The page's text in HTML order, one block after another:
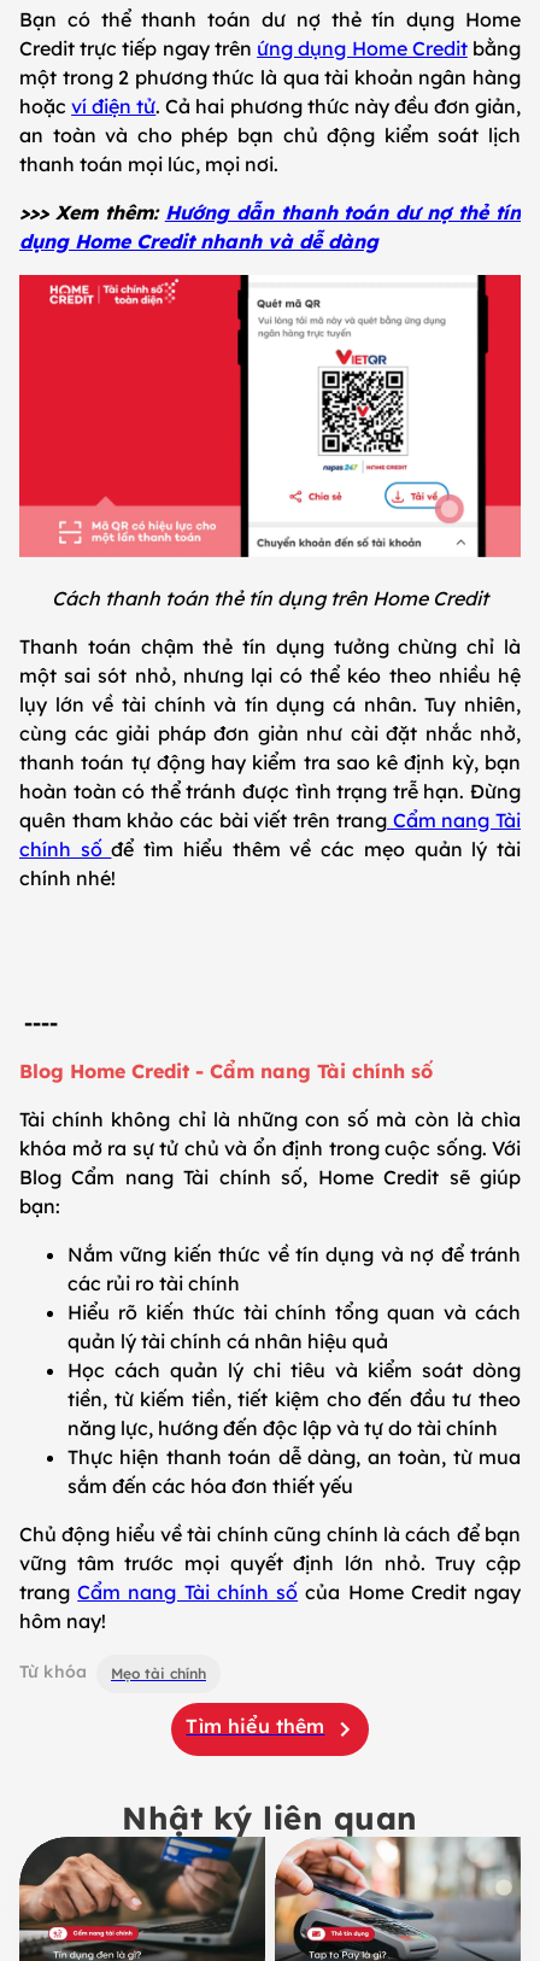
Bạn có thể thanh toán dư nợ thẻ tín dụng Home
Credit trực tiếp ngay trên ứng dụng Home Creditbằng
một trong 2 phương thức là qua tài khoản ngân hàng
hoặcví điện tử. Cả hai phương thức này đều đơn giản,
an toàn và cho phép bạn chủ động kiểm soát lịch
thanh toán mọi lúc, mọi nơi.
>>> Xem thêm: Hướng dẫn thanh toán dư nợ thẻ tín
dụng Home Credit nhanh và dễ dàng
Cách thanh toán thẻ tín dụng trên Home Credit
Thanh toán chậm thẻ tín dụng tưởng chừng chỉ là
một sai sót nhỏ, nhưng lại có thể kéo theo nhiều hệ
lụy lớn về tài chính và tín dụng cá nhân. Tuy nhiên,
cùng các giải pháp đơn giản như cài đặt nhắc nhở,
thanh toán tự động hay kiểm tra sao kê định kỳ, bạn
hoàn toàn có thể tránh được tình trạng trễ hạn. Đừng
quên tham khảo các bài viết trên trangCẩm nang Tài
chính sốđể tìm hiểu thêm về các mẹo quản lý tài
chính nhé!
----
Blog Home Credit - Cẩm nang Tài chính số
Tài chính không chỉ là những con số mà còn là chìa
khóa mở ra sự tử chủ và ổn định trong cuộc sống. Với
Blog Cẩm nang Tài chính số, Home Credit sẽ giúp
bạn:
Nắm vững kiến thức về tín dụng và nợ để tránh
các rủi ro tài chính
Hiểu rõ kiến thức tài chính tổng quan và cách
quản lý tài chính cá nhân hiệu quả
Học cách quản lý chi tiêu và kiểm soát dòng
tiền, từ kiếm tiền, tiết kiệm cho đến đầu tư theo
năng lực, hướng đến độc lập và tự do tài chính
Thực hiện thanh toán dễ dàng, an toàn, từ mua
sắm đến các hóa đơn thiết yếu
Chủ động hiểu về tài chính cũng chính là cách để bạn
vững tâm trước mọi quyết định lớn nhỏ. Truy cập
trangCẩm nang Tài chính số của Home Credit ngay
hôm nay!
Từ khóa Mẹo tài chính
Tìm hiểu thêm
Nhật ký liên quan